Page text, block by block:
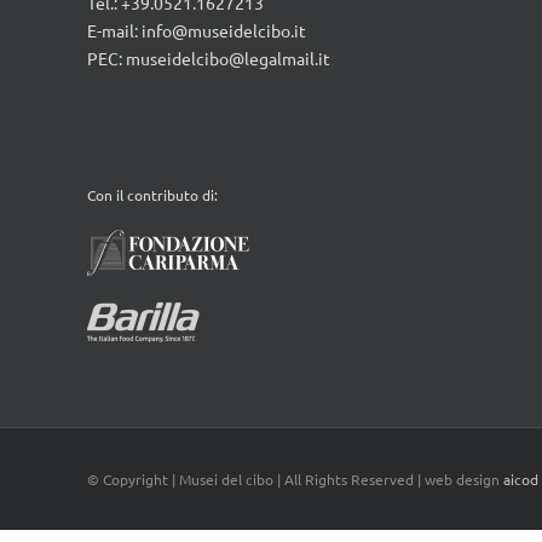
E-mail: info@museidelcibo.it
PEC: museidelcibo@legalmail.it
Con il contributo di:
© Copyright | Musei del cibo | All Rights Reserved | web design aicod